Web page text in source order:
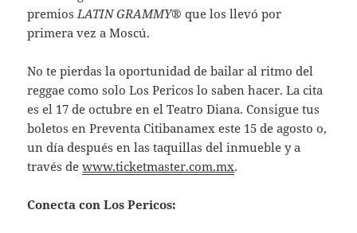
premios LATIN GRAMMY® que los llevó por
primera vez a Moscú.
No te pierdas la oportunidad de bailar al ritmo del
reggae como solo Los Pericos lo saben hacer. La cita
es el 17 de octubre en el Teatro Diana. Consigue tus
boletos en Preventa Citibanamex este 15 de agosto o,
un día después en las taquillas del inmueble y a
través dewww.ticketmaster.com.mx.
Conecta con Los Pericos: